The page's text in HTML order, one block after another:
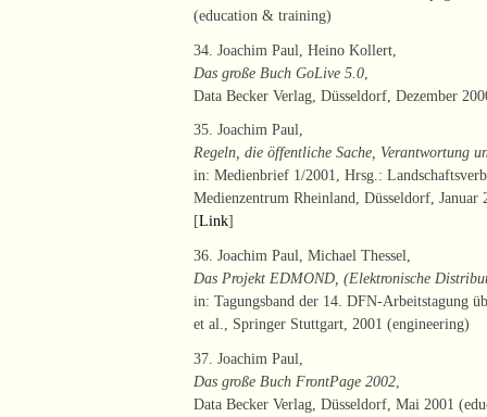
(education & training)
34. Joachim Paul, Heino Kollert,
Das große Buch GoLive 5.0
Data Becker Verlag, Düsseldorf, Dezember
35. Joachim Paul,
Regeln, die öffentliche Sache, Verantwortung
in: Medienbrief 1/2001, Hrsg.:
Medienzentrum Rheinland, Düsseldorf, Januar
[Link]
36. Joachim Paul, Michael Thessel,
Das Projekt EDMOND, (Elektronische
in: Tagungsband der 14. DFN-Arbeitstagung
et al., Springer Stuttgart, 2001 (engineering)
37. Joachim Paul,
Das große Buch FrontPage 2002
Data Becker Verlag, Düsseldorf, Mai 2001